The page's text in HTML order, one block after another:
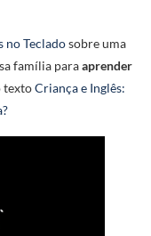
no Tecladosobre uma
família paraaprender
textoCriança e Inglês: